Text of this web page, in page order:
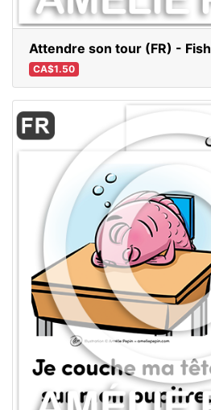
Attendre son tour (FR) - Fish
CA$1.50